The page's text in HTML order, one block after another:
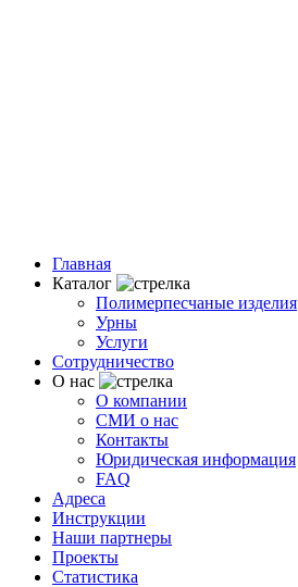
Главная
Каталог
Полимерпесчаные изделия
Урны
Услуги
Сотрудничество
О нас
О компании
СМИ о нас
Контакты
Юридическая информация
FAQ
Адреса
Инструкции
Наши партнеры
Проекты
Статистика